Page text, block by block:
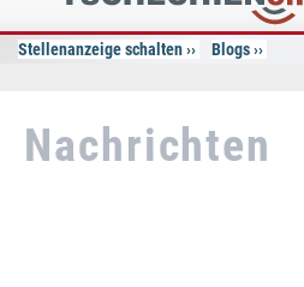
Online
Stellenanzeige schalten Blogs
Nachrichten